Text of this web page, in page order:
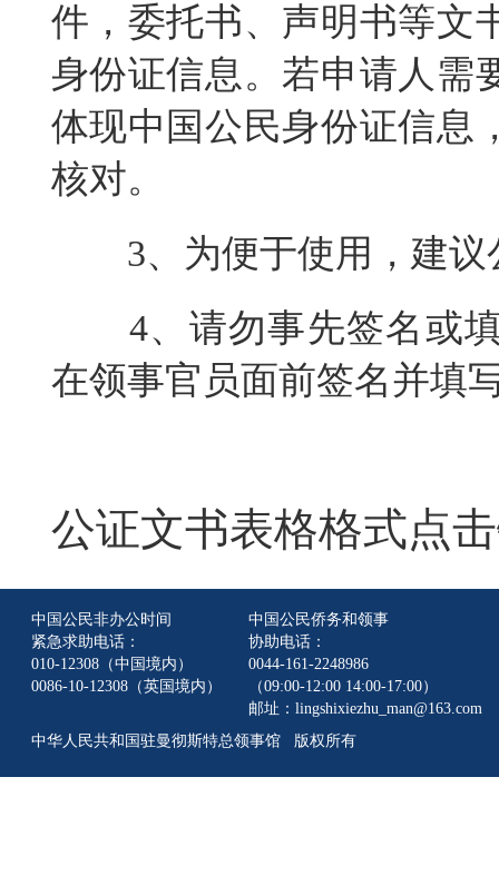
件，委托书、声明书等文
身份证信息。若申请人需
体现中国公民身份证信息
核对。
3、为便于使用，建议
4、请勿事先签名或填
在领事官员面前签名并填
公证文书表格格式点
中国公民非办公时间
紧急求助电话：
010-12308（中国境内）
0086-10-12308（英国境内）
中国公民侨务和领事
协助电话：
0044-161-2248986
（09:00-12:00 14:00-17:00）
邮址：lingshixiezhu_man@163.com
中华人民共和国驻曼彻斯特总领事馆 版权所有